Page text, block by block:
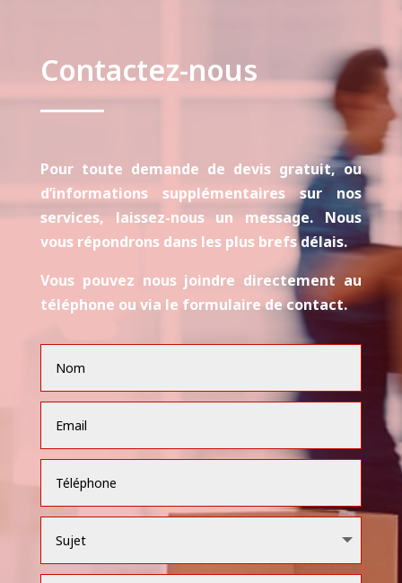
Contactez-nous
Pour toute demande de devis gratuit, ou
d’informations supplémentaires sur nos
services, laissez-nous un message. Nous
vous répondrons dans les plus brefs délais.
Vous pouvez nous joindre directement au
téléphone ou via le formulaire de contact.